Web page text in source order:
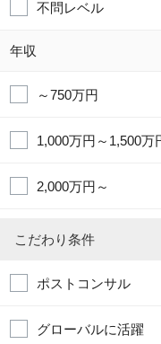
不問レベル
年収
～750万円
1,000万円～1,500万
2,000万円～
こだわり条件
ポストコンサル
グローバルに活躍